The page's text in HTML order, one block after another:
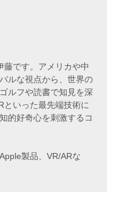
藤です。アメリカや中
ルな視点から、世界の
ルフや読書で知見を深
といった最先端技術に
的好奇心を刺激するコ
製品、VR/ARな